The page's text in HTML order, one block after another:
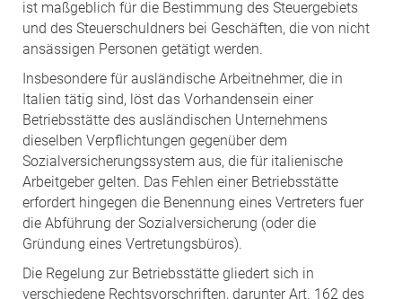
ist maßgeblich für die Bestimmung des Steuergebiets
und des Steuerschuldners bei Geschäften, die von nicht
ansässigen Personen getätigt werden.
Insbesondere für ausländische Arbeitnehmer, die in
Italien tätig sind, löst das Vorhandensein einer
Betriebsstätte des ausländischen Unternehmens
dieselben Verpflichtungen gegenüber dem
Sozialversicherungssystem aus, die für italienische
Arbeitgeber gelten. Das Fehlen einer Betriebsstätte
erfordert hingegen die Benennung eines Vertreters fuer
die Abführung der Sozialversicherung (oder die
Gründung eines Vertretungsbüros).
Die Regelung zur Betriebsstätte gliedert sich in
verschiedene Rechtsvorschriften, darunter Art. 162 des